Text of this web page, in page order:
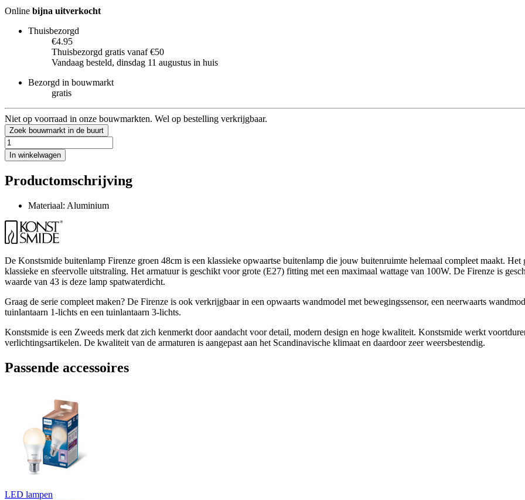
Online bijna uitverkocht
Thuisbezorgd
€4.95
Thuisbezorgd gratis vanaf €50
Vandaag besteld, dinsdag 11 augustus in huis
Bezorgd in bouwmarkt
gratis
Niet op voorraad in onze bouwmarkten. Wel op bestelling verkrijgbaar.
Zoek bouwmarkt in de buurt
In winkelwagen
Productomschrijving
Materiaal: Aluminium
De Konstsmide buitenlamp Firenze groen 48cm is een klassieke opwaartse buitenlamp die jouw buitenruimte helemaal compleet maakt.
klassieke en sfeervolle uitstraling. Het armatuur is geschikt voor grote (E27) fitting met een maximaal wattage van 100W. De Firenze is
waarde van 43 is deze lamp spatwaterdicht.
Graag de serie compleet maken? De Firenze is ook verkrijgbaar in een opwaarts wandmodel met bewegingssensor, een neerwaarts
tuinlantaarn 1-lichts en een tuinlantaarn 3-lichts.
Konstsmide is een Zweeds merk dat zich kenmerkt door aandacht voor detail, modern design en hoge kwaliteit. Konstsmide werkt
verlichtingsartikelen. De kwaliteit van de armaturen is aangepast aan het Scandinavische klimaat en daardoor zeer weersbestendig.
Passende accessoires
LED lampen